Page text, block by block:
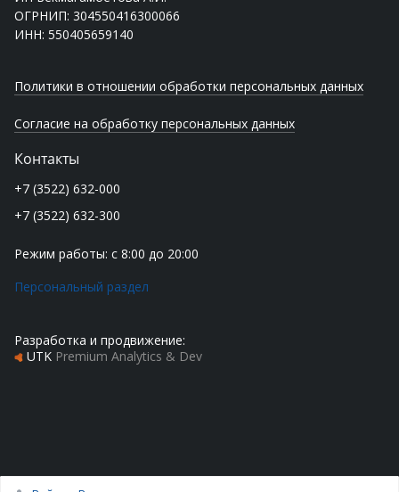
ОГРНИП: 304550416300066
ИНН: 550405659140
Политики в отношении обработки персональных данных
Согласие на обработку персональных данных
Контакты
+7 (3522) 632-000
+7 (3522) 632-300
Режим работы: с 8:00 до 20:00
Персональный раздел
Разработка и продвижение:
UTK Premium Analytics & Dev